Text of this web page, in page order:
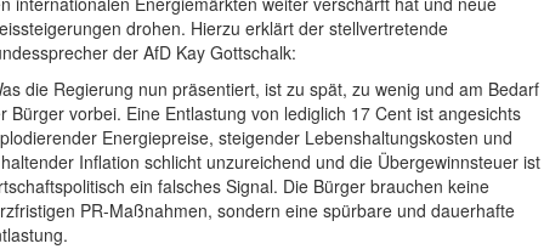
drohen. Hierzu erklärt der stellvertretende
der AfD Kay Gottschalk:
die Regierung nun präsentiert, ist zu spät, zu wenig und am Bedarf
Bürger vorbei. Eine Entlastung von lediglich 17 Cent ist angesichts
Energiepreise, steigender Lebenshaltungskosten und
Inflation schlicht unzureichend und die Übergewinnsteuer ist
ein falsches Signal. Die Bürger brauchen keine
PR-Maßnahmen, sondern eine spürbare und dauerhafte